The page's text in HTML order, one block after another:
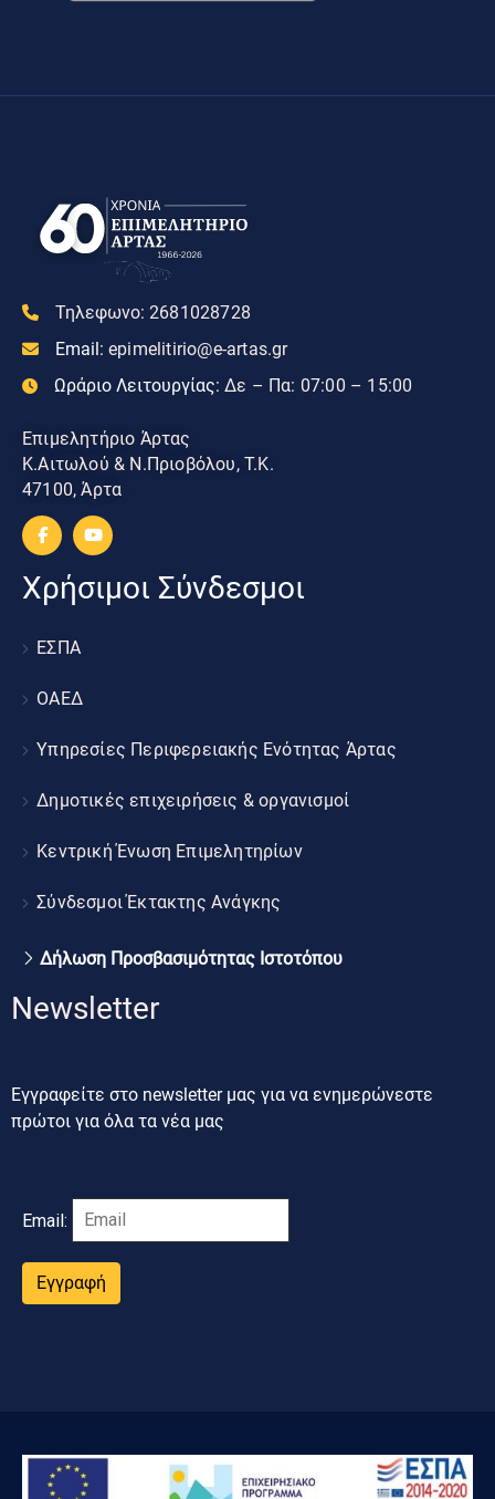
Τηλεφωνο: 2681028728
Email: epimelitirio@e-artas.gr
Ωράριο Λειτουργίας: Δε – Πα: 07:00 – 15:00
Επιμελητήριο Άρτας
Κ.Αιτωλού & Ν.Πριοβόλου, Τ.Κ.
47100, Άρτα
Χρήσιμοι Σύνδεσμοι
ΕΣΠΑ
ΟΑΕΔ
Υπηρεσίες Περιφερειακής Ενότητας Άρτας
Δημοτικές επιχειρήσεις & οργανισμοί
Κεντρική Ένωση Επιμελητηρίων
Σύνδεσμοι Έκτακτης Ανάγκης
Δήλωση Προσβασιμότητας Ιστοτόπου
Newsletter
Εγγραφείτε στο newsletter μας για να ενημερώνεστε
πρώτοι για όλα τα νέα μας
Email:
Εγγραφή